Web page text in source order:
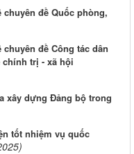
đề Quốc phòng,
đề Công tác dân
chính trị - xã hội
xây dựng Đảng bộ trong
tốt nhiệm vụ quốc